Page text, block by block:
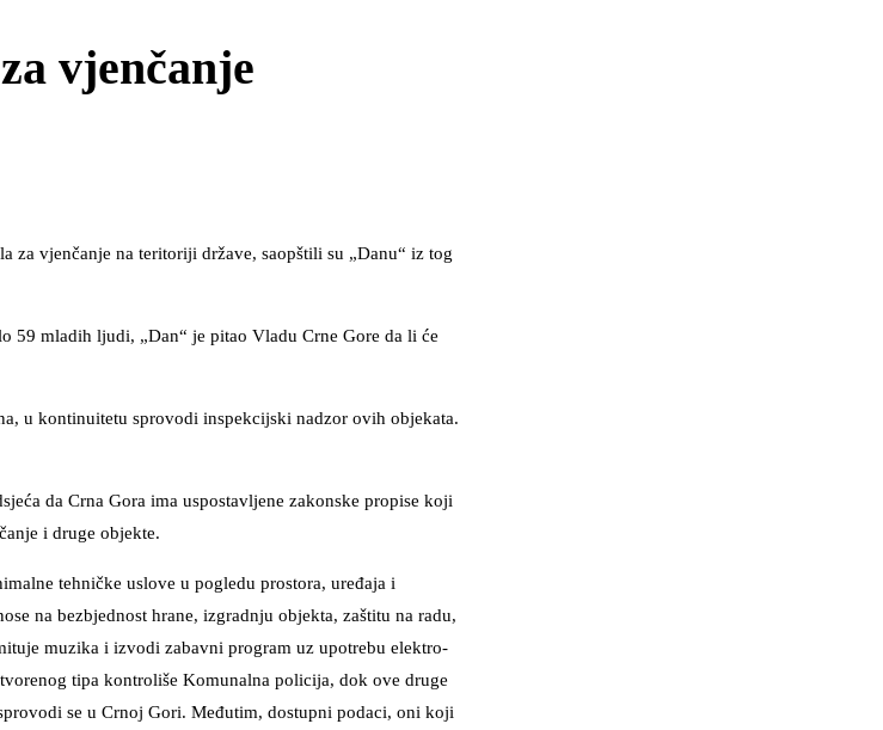
vjenčanje
za vjenčanje na teritoriji države, saopštili su „Danu“ iz tog
59 mladih ljudi, „Dan“ je pitao Vladu Crne Gore da li će
u kontinuitetu sprovodi inspekcijski nadzor ovih objekata.
da Crna Gora ima uspostavljene zakonske propise koji
i druge objekte.
tehničke uslove u pogledu prostora, uređaja i
na bezbjednost hrane, izgradnju objekta, zaštitu na radu,
muzika i izvodi zabavni program uz upotrebu elektro-
tipa kontroliše Komunalna policija, dok ove druge
se u Crnoj Gori. Međutim, dostupni podaci, oni koji